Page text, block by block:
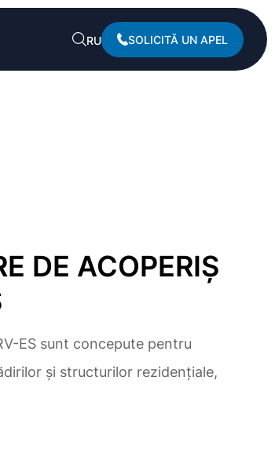
RU SOLICITĂ UN APEL
DE ACOPERIȘ
ES sunt concepute pentru
și structurilor rezidențiale,